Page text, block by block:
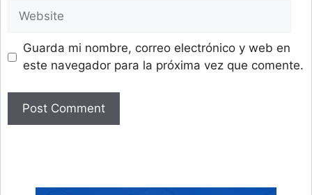
Website
Guarda mi nombre, correo electrónico y web en
este navegador para la próxima vez que comente.